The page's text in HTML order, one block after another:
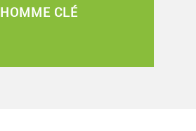
HOMME CLÉ